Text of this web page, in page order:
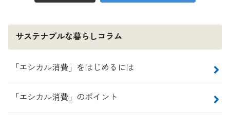
サステナブルな暮らしコラム
「エシカル消費」をはじめるには
「エシカル消費」のポイント